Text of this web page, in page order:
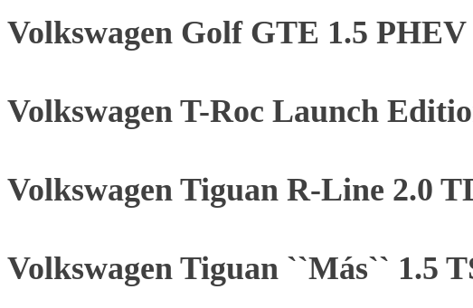
Volkswagen Golf GTE 1.5
Volkswagen T-Roc Launch
Volkswagen Tiguan R-Line 2.0
Volkswagen Tiguan ``Más`` 1.5